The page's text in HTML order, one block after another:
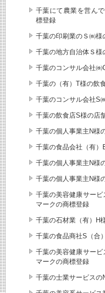
千葉にて農業を営ん
標登録
千葉の印刷業のＳ㈱様
千葉の地方自治体Ｓ
千葉のコンサル会社
千葉の（有）T様の飲
千葉のコンサル会社S
千葉の飲食店S様の店
千葉の個人事業主N様
千葉の食品会社（有）
千葉の個人事業主N様
千葉の個人事業主N様
千葉の美容健康サー
マークの商標登録
千葉の石材業（有）H
千葉の食品商社S（合
千葉の美容健康サー
マークの商標登録
千葉の士業サービス